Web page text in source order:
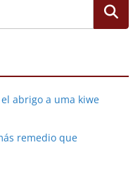
abrigo a uma kiwe
remedio que